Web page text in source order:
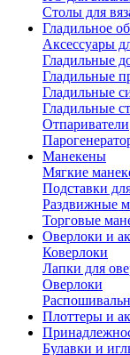
Столы для
Гладильное
Аксессуары
Гладильные
Гладильные
Гладильные
Гладильные
Отпариватели
Манекены
Мягкие
Подставки
Раздвижные
Торговые
Оверлоки и
Коверлоки
Лапки для
Оверлоки
Плоттеры и
Булавки и